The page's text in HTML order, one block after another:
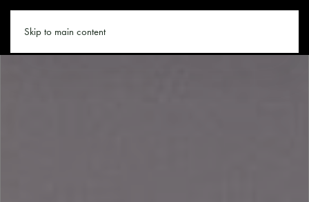
Skip to main content
STULRICH.CO